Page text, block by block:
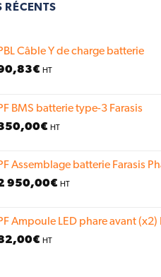
RÉCENTS
Câble Y de charge batterie
€ HT
BMS batterie type-3 Farasis
€ HT
Assemblage batterie Farasis
950,00€ HT
Ampoule LED phare avant (x2)
€ HT